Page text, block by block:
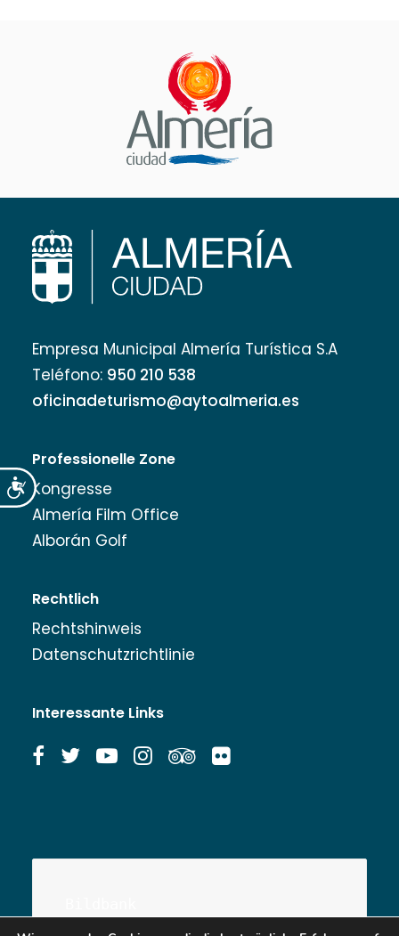
Accesibilidad
Empresa Municipal Almería Turística S.A
Teléfono: 950 210 538
oficinadeturismo@aytoalmeria.es
Professionelle Zone
Kongresse
Almería Film Office
Alborán Golf
Rechtlich
Rechtshinweis
Datenschutzrichtlinie
Interessante Links